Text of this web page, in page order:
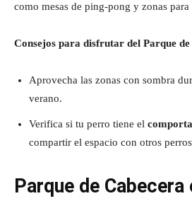
como mesas de ping-pong y zonas
Consejos para disfrutar del Parque
Aprovecha las zonas con sombra
verano.
Verifica si tu perro tiene el
compartir el espacio con otros
Parque de Cabecera